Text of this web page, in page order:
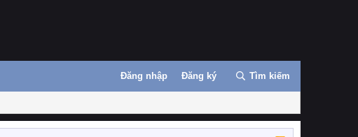
Đăng nhập Đăng ký Tìm kiếm